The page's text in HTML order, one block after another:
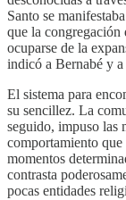
Santo se
que la congregación
ocuparse de la
indicó a Bernabé y a
El sistema para
su sencillez. La
seguido, impuso las
comportamiento
momentos
contrasta
pocas entidades